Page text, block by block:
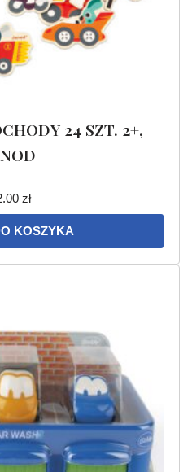
24 SZT. 2+,
zł
KOSZYKA